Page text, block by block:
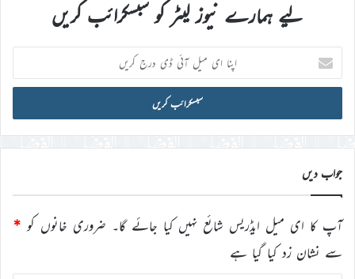
لیے ہمارے نیوز لیٹر کو سبسکرائب کریں
اپنا
ای
میل
ڈی
درج
کریں
جواب دیں
آپ کا ای میل ایڈریس شائع نہیں کیا جائے گا۔ ضروری خانوں کو *
سے نشان زد کیا گیا ہے